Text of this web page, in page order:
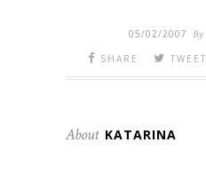
05/02/2007 By
SHARE
TWEET
About KATARINA